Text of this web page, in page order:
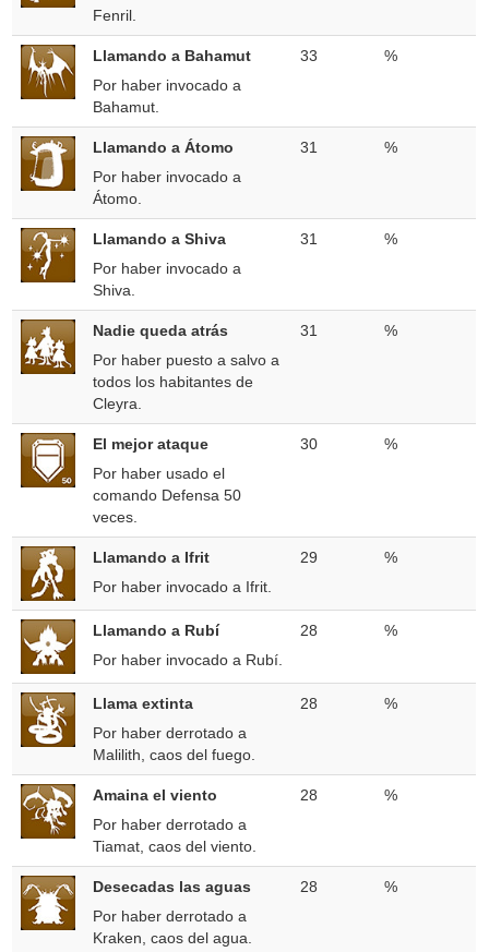
Fenril.
Llamando a Bahamut
Por haber invocado a
Bahamut.
33 %
Llamando a Átomo
Por haber invocado a
Átomo.
31 %
Llamando a Shiva
Por haber invocado a
Shiva.
31 %
Nadie queda atrás
Por haber puesto a salvo a
todos los habitantes de
Cleyra.
31 %
El mejor ataque
Por haber usado el
comando Defensa 50
veces.
30 %
Llamando a Ifrit
Por haber invocado a Ifrit.
29 %
Llamando a Rubí
Por haber invocado a Rubí.
28 %
Llama extinta
Por haber derrotado a
Malilith, caos del fuego.
28 %
Amaina el viento
Por haber derrotado a
Tiamat, caos del viento.
28 %
Desecadas las aguas
Por haber derrotado a
Kraken, caos del agua.
28 %